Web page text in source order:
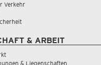
Verkehr
& ARBEIT
& Liegenschaften